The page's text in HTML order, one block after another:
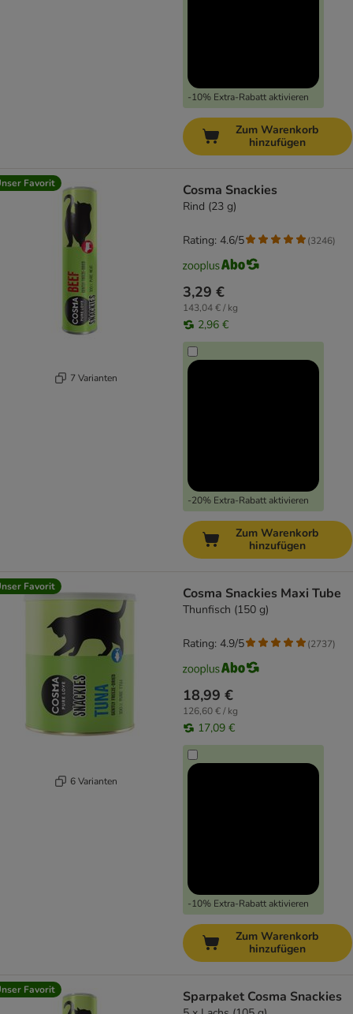
-10% Extra-Rabatt aktivieren
Zum Warenkorb
hinzufügen
Favorit
7 Varianten
Cosma Snackies
Rind (23 g)
3,29 €
143,04 € / kg
2,96 €
-20% Extra-Rabatt aktivieren
Rating: 4.6/5 (3246)
Zum Warenkorb
hinzufügen
Favorit
6 Varianten
Cosma Snackies Maxi Tube
Thunfisch (150 g)
18,99 €
126,60 € / kg
17,09 €
-10% Extra-Rabatt aktivieren
Rating: 4.9/5 (2737)
Zum Warenkorb
hinzufügen
Favorit Sparpaket Cosma Snackies